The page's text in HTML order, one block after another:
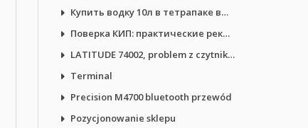
Купить водку 10л в тетрапаке выгодно
Поверка КИП: практические рекомендации
LATITUDE 74002, problem z czytnikiem ekranu NVDA
Terminal
Precision M4700 bluetooth przewód
Pozycjonowanie sklepu